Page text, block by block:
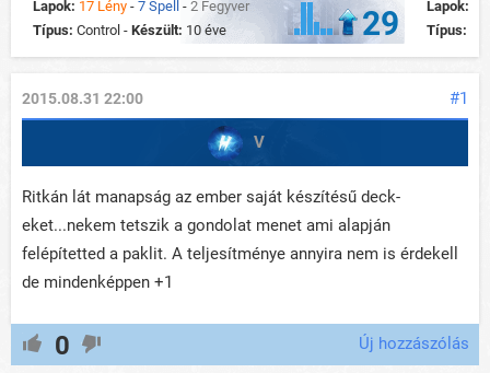
Lapok: 17 Lény - 7 Spell - 2 Fegyver
Típus: Control - Készült: 10 éve 29 Lapok:
Típus:
#1
2015.08.31 22:00
V
Ritkán lát manapság az ember saját készítésű deck-
eket...nekem tetszik a gondolat menet ami alapján
felépítetted a paklit. A teljesítménye annyira nem is érdekell
de mindenképpen +1
0 Új hozzászólás